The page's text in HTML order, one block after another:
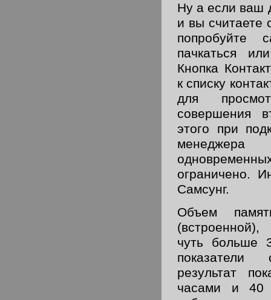
Ну а если ваш
и вы считаете
пачкаться
Кнопка
к списку
для
совершения
этого при
менеджера
ограничено.
Самсунг.
Объем
чуть
показатели
результат
часами и 40